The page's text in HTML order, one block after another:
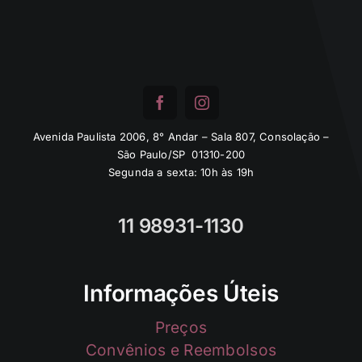
Avenida Paulista 2006, 8° Andar – Sala 807, Consolação –
São Paulo/SP 01310-200
Segunda a sexta: 10h às 19h
11 98931-1130
Informações Úteis
Preços
Convênios e Reembolsos